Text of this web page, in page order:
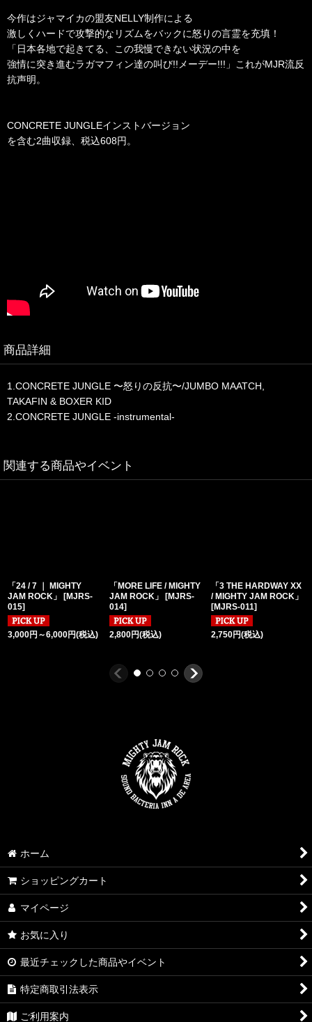
今作はジャマイカの盟友NELLY制作による
激しくハードで攻撃的なリズムをバックに怒りの言霊を充填！
「日本各地で起きてる、この我慢できない状況の中を
強情に突き進むラガマフィン達の叫び!!メーデー!!!」これがMJR流反
抗声明。
CONCRETE JUNGLEインストバージョン
を含む2曲収録、税込608円。
商品詳細
1.CONCRETE JUNGLE 〜怒りの反抗〜/JUMBO MAATCH,
TAKAFIN & BOXER KID
2.CONCRETE JUNGLE -instrumental-
関連する商品やイベント
「24 / 7 ｜ MIGHTY
JAM ROCK」
[MJRS-
015]
3,000円 ～6,000円(税込)
「MORE LIFE / MIGHTY
JAM ROCK」
[MJRS-
014]
2,800円(税込)
「3 THE HARDWAY XX
/ MIGHTY JAM ROCK」
[MJRS-011]
2,750円(税込)
ホーム
ショッピングカート
マイページ
お気に入り
最近チェックした商品やイベント
特定商取引法表示
ご利用案内